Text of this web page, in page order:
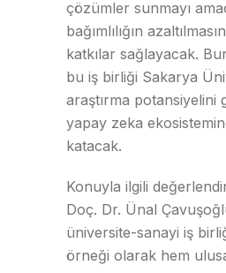
çözümler sunmayı
bağımlılığın
katkılar sağlayacak.
bu iş birliği Sakarya
araştırma potansiyelini
yapay zeka
katacak.
Konuyla ilgili
Doç. Dr. Ünal
üniversite-sanayi iş
örneği olarak hem